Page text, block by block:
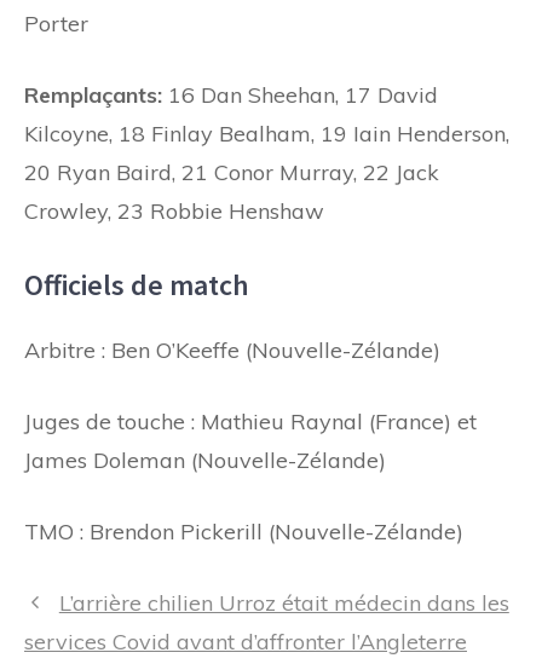
Porter
Remplaçants: 16 Dan Sheehan, 17 David
Kilcoyne, 18 Finlay Bealham, 19 Iain Henderson,
20 Ryan Baird, 21 Conor Murray, 22 Jack
Crowley, 23 Robbie Henshaw
Officiels de match
Arbitre : Ben O’Keeffe (Nouvelle-Zélande)
Juges de touche : Mathieu Raynal (France) et
James Doleman (Nouvelle-Zélande)
TMO : Brendon Pickerill (Nouvelle-Zélande)
Navigation
L’arrière chilien Urroz était médecin dans les
services Covid avant d’affronter l’Angleterre